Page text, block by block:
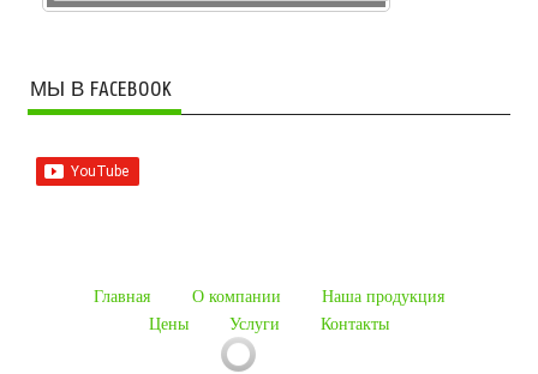
МЫ В FACEBOOK
Главная О компании
Наша продукция
Цены
Услуги Контакты